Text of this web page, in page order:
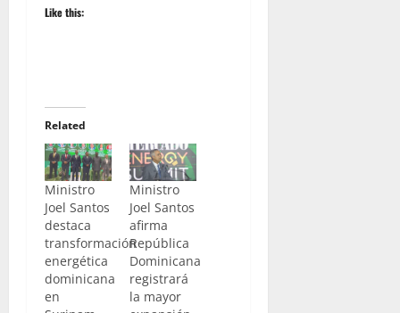
Like this:
Related
Ministro
Joel Santos
destaca
transformación
energética
dominicana
en
Ministro
Joel Santos
afirma
República
Dominicana
registrará
la mayor